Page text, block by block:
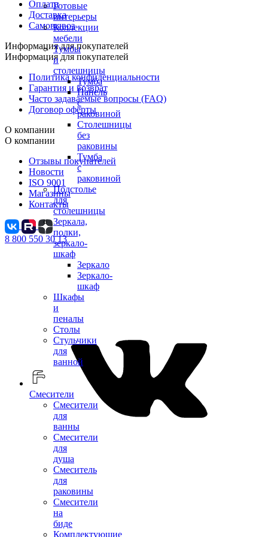
Готовые
интерьеры
Коллекции
мебели
Тумбы
и
столешницы
Тумба
Панель
с
раковиной
Столешницы
без
раковины
Тумба
с
раковиной
Подстолье
для
столешницы
Зеркала,
полки,
зеркало-
шкаф
Зеркало
Зеркало-
шкаф
Шкафы
и
пеналы
Столы
Стульчики
для
ванной
Смесители
Смесители
для
ванны
Смесители
для
душа
Смеситель
для
раковины
Смесители
на
биде
Комплектующие
Оплата
Доставка
Самовывоз
Информация для покупателей
Информация для покупателей
Политика конфиденциальности
Гарантия и возврат
Часто задаваемые вопросы (FAQ)
Договор оферты
О компании
О компании
Отзывы покупателей
Новости
ISO 9001
Магазины
Контакты
8 800 550 30 13